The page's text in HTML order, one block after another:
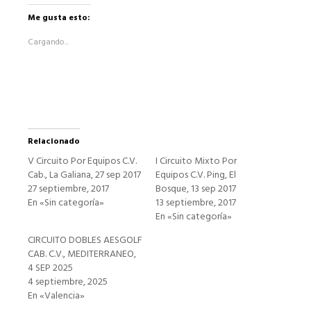
en
Facebook
en
Me gusta esto:
Cargando...
Relacionado
V Circuito Por Equipos C.V.
Cab., La Galiana, 27 sep 2017
27 septiembre, 2017
En «Sin categoría»
I Circuito Mixto Por
Equipos C.V. Ping, El
Bosque, 13 sep 2017
13 septiembre, 2017
En «Sin categoría»
CIRCUITO DOBLES AESGOLF
CAB. C.V., MEDITERRANEO,
4 SEP 2025
4 septiembre, 2025
En «Valencia»